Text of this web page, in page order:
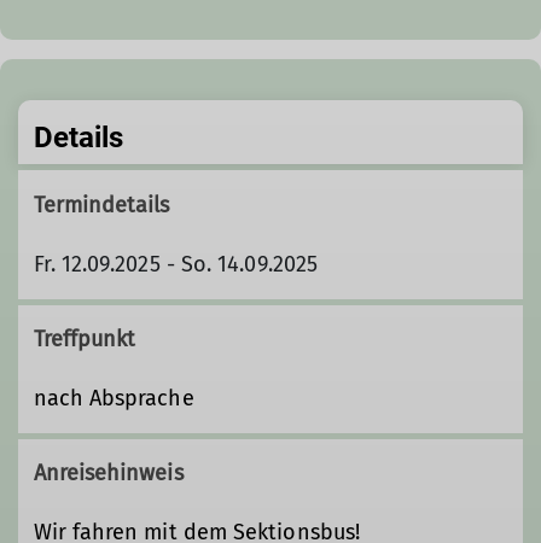
Details
Termindetails
Fr. 12.09.2025 - So. 14.09.2025
Treffpunkt
nach Absprache
Anreisehinweis
Wir fahren mit dem Sektionsbus!